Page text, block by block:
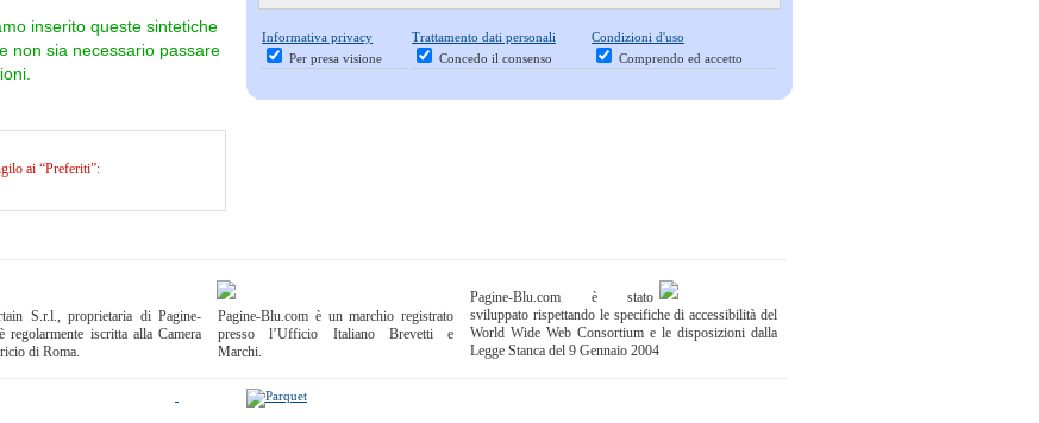
inserito queste sintetiche
non sia necessario passare
ai “Preferiti”:
Informativa privacy
Per presa visione
Trattamento dati personali
Concedo il consenso
Condizioni d'uso
Comprendo ed accetto
S.r.l., proprietaria di Pagine-
regolarmente iscritta alla Camera
di Roma.
Pagine-Blu.com è un marchio registrato
presso l’Ufficio Italiano Brevetti e
Marchi.
Pagine-Blu.com è stato
sviluppato rispettando le specifiche di accessibilità del
World Wide Web Consortium e le disposizioni dalla
Legge Stanca del 9 Gennaio 2004